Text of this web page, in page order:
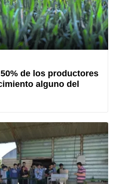
de los productores
alguno del